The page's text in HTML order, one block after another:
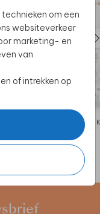
om een
websiteverkeer
marketing- en
van
of intrekken op